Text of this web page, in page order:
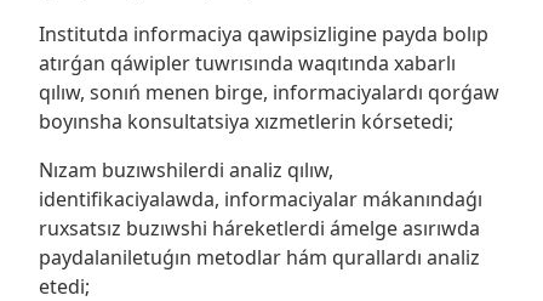
Institutda informaciya qawipsizligine payda bolıp
atırǵan qáwipler tuwrısında waqıtında xabarlı
qılıw, sonıń menen birge, informaciyalardı qorǵaw
boyınsha konsultatsiya xızmetlerin kórsetedi;
Nızam buzıwshilerdi analiz qılıw,
identifikaciyalawda, informaciyalar mákanındaǵı
ruxsatsız buzıwshi háreketlerdi ámelge asırıwda
paydalaniletuǵın metodlar hám qurallardı analiz
etedi;